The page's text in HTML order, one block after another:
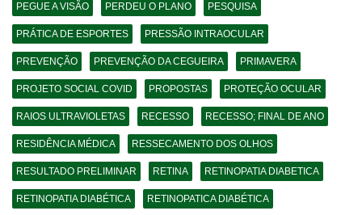
PEGUE A VISÃO PERDEU O PLANO PESQUISA
PRÁTICA DE ESPORTES PRESSÃO INTRAOCULAR
PREVENÇÃO PREVENÇÃO DA CEGUEIRA PRIMAVERA
PROJETO SOCIAL COVID PROPOSTAS PROTEÇÃO OCULAR
RAIOS ULTRAVIOLETAS RECESSO RECESSO; FINAL DE ANO
RESIDÊNCIA MÉDICA RESSECAMENTO DOS OLHOS
RESULTADO PRELIMINAR RETINA RETINOPATIA DIABETICA
RETINOPATIA DIABÉTICA RETINOPATICA DIABÉTICA